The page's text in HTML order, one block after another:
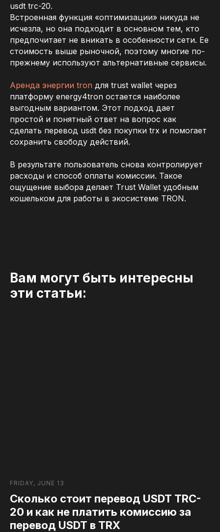
usdt trc-20.
Встроенная функция «оптимизации» никуда не
исчезла, но она подходит в основном тем, кто
предпочитает не вникать в особенности сети. Ее
стоимость выше рыночной, поэтому многие по-
прежнему используют альтернативные сервисы.
Аренда энергии tron для trust wallet через
платформу energy4tron остается наиболее
выгодным вариантом. Этот подход дает
простой и понятный ответ на вопрос как
сделать перевод usdt без покупки trx и помогает
сохранить свободу действий.
В результате пользователь снова контролирует
расходы и способ оплаты комиссии. Такое
ощущение выбора делает Trust Wallet удобным
кошельком для работы в экосистеме TRON.
Вам могут быть интересны
эти статьи:
FRIDAY, JUNE 13
Сколько стоит перевод USDT TRC-
20 и как не платить комиссию за
перевод USDT в TRX